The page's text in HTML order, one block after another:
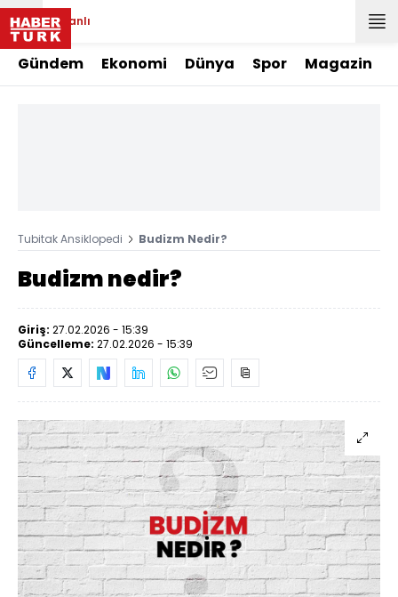
Canlı
Gündem Ekonomi Dünya Spor Magazin
Tubitak Ansiklopedi Budizm Nedir?
Budizm nedir?
Giriş: 27.02.2026 - 15:39
Güncelleme: 27.02.2026 - 15:39